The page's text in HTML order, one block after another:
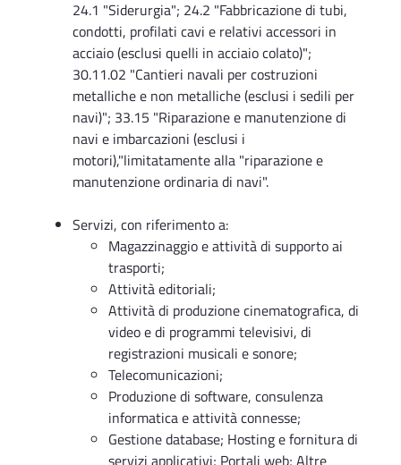
24.1 "Siderurgia"; 24.2 "Fabbricazione di tubi,
condotti, profilati cavi e relativi accessori in
acciaio (esclusi quelli in acciaio colato)";
30.11.02 "Cantieri navali per costruzioni
metalliche e non metalliche (esclusi i sedili per
navi)"; 33.15 "Riparazione e manutenzione di
navi e imbarcazioni (esclusi i
motori),"limitatamente alla "riparazione e
manutenzione ordinaria di navi".
Servizi, con riferimento a:
Magazzinaggio e attività di supporto ai
trasporti;
Attività editoriali;
Attività di produzione cinematografica, di
video e di programmi televisivi, di
registrazioni musicali e sonore;
Telecomunicazioni;
Produzione di software, consulenza
informatica e attività connesse;
Gestione database; Hosting e fornitura di
servizi applicativi; Portali web; Altre